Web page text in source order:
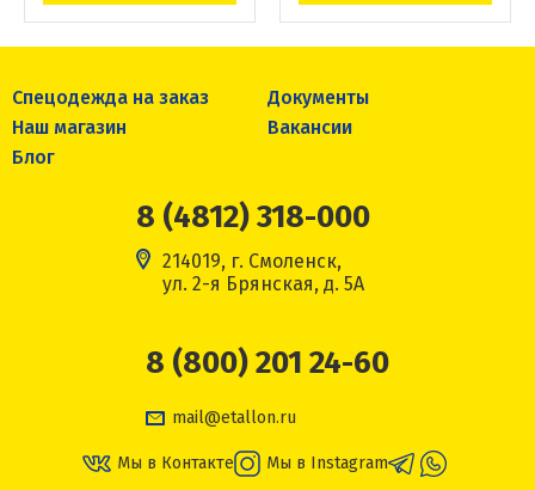
Спецодежда на заказ
Документы
Наш магазин
Вакансии
Блог
8 (4812) 318-000
214019, г. Смоленск,
ул. 2-я Брянская, д. 5А
8 (800) 201 24-60
mail@etallon.ru
Мы в Контакте Мы в Instagram